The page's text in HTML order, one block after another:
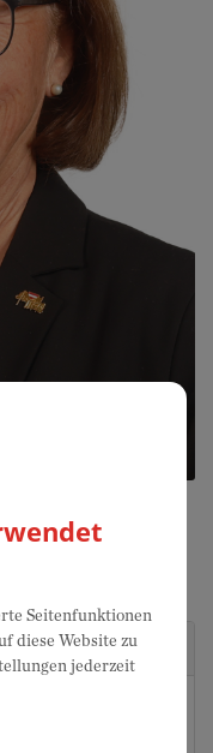
Seitenfunktionen
diese Website zu
jederzeit